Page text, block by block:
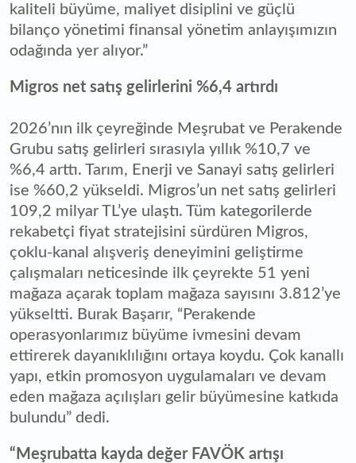
kaliteli büyüme, maliyet disiplini ve güçlü
bilanço yönetimi finansal yönetim anlayışımızın
odağında yer alıyor.”
Migros net satış gelirlerini %6,4 artırdı
2026’nın ilk çeyreğinde Meşrubat ve Perakende
Grubu satış gelirleri sırasıyla yıllık %10,7 ve
%6,4 arttı. Tarım, Enerji ve Sanayi satış gelirleri
ise %60,2 yükseldi. Migros’un net satış gelirleri
109,2 milyar TL’ye ulaştı. Tüm kategorilerde
rekabetçi fiyat stratejisini sürdüren Migros,
çoklu-kanal alışveriş deneyimini geliştirme
çalışmaları neticesinde ilk çeyrekte 51 yeni
mağaza açarak toplam mağaza sayısını 3.812’ye
yükseltti. Burak Başarır, “Perakende
operasyonlarımız büyüme ivmesini devam
ettirerek dayanıklılığını ortaya koydu. Çok kanallı
yapı, etkin promosyon uygulamaları ve devam
eden mağaza açılışları gelir büyümesine katkıda
bulundu” dedi.
“Meşrubatta kayda değer FAVÖK artışı